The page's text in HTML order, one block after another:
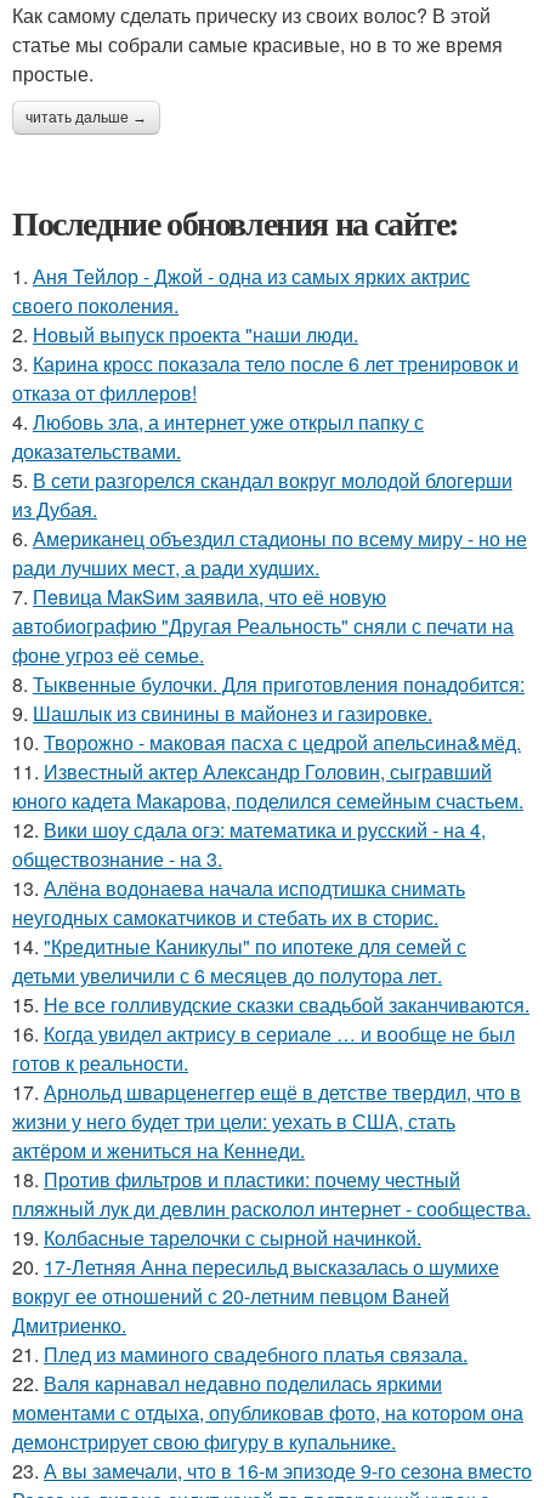
Как самому сделать прическу из своих волос? В этой
статье мы собрали самые красивые, но в то же время
простые.
читать дальше →
Последние обновления на сайте:
1. Аня Тейлор - Джой - одна из самых ярких актрис
своего поколения.
2. Новый выпуск проекта "наши люди.
3. Карина кросс показала тело после 6 лет тренировок и
отказа от филлеров!
4. Любовь зла, а интернет уже открыл папку с
доказательствами.
5. В сети разгорелся скандал вокруг молодой блогерши
из Дубая.
6. Американец объездил стадионы по всему миру - но не
ради лучших мест, а ради худших.
7. Пeвица MакSим заявила, что её новую
автобиографию "Другая Реальность" сняли с печати на
фоне угроз её семье.
8. Тыквенные булочки. Для приготовления понадобится:
9. Шашлык из свинины в майонез и газировке.
10. Творожно - маковая пасха с цедрой апельсина&мёд.
11. Известный актер Александр Головин, сыгравший
юного кадета Макарова, поделился семейным счастьем.
12. Вики шоу сдала огэ: математика и русский - на 4,
обществознание - на 3.
13. Алёна водонаева начала исподтишка снимать
неугодных самокатчиков и стебать их в сторис.
14. "Кредитные Каникулы" по ипотеке для семей с
детьми увеличили с 6 месяцев до полутора лет.
15. Не все голливудские сказки свадьбой заканчиваются.
16. Когда увидел актрису в сериале … и вообще не был
готов к реальности.
17. Арнольд шварценеггер ещё в детстве твердил, что в
жизни у него будет три цели: уехать в США, стать
актёром и жениться на Кеннеди.
18. Против фильтров и пластики: почему честный
пляжный лук ди девлин расколол интернет - сообщества.
19. Колбасные тарелочки с сырной начинкой.
20. 17-Летняя Анна пересильд высказалась о шумихе
вокруг ее отношений с 20-летним певцом Ваней
Дмитриенко.
21. Плед из маминого свадебного платья связала.
22. Валя карнавал недавно поделилась яркими
моментами с отдыха, опубликовав фото, на котором она
демонстрирует свою фигуру в купальнике.
23. А вы замечали, что в 16-м эпизоде 9-го сезона вместо